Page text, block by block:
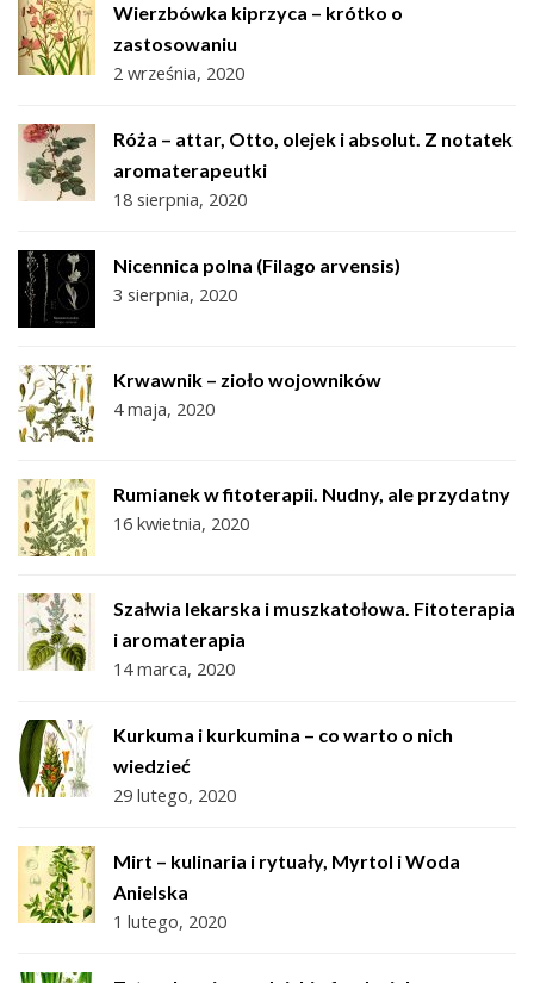
Wierzbówka kiprzyca – krótko o
zastosowaniu
2 września, 2020
Róża – attar, Otto, olejek i absolut. Z notatek
aromaterapeutki
18 sierpnia, 2020
Nicennica polna (Filago arvensis)
3 sierpnia, 2020
Krwawnik – zioło wojowników
4 maja, 2020
Rumianek w fitoterapii. Nudny, ale przydatny
16 kwietnia, 2020
Szałwia lekarska i muszkatołowa. Fitoterapia
i aromaterapia
14 marca, 2020
Kurkuma i kurkumina – co warto o nich
wiedzieć
29 lutego, 2020
Mirt – kulinaria i rytuały, Myrtol i Woda
Anielska
1 lutego, 2020